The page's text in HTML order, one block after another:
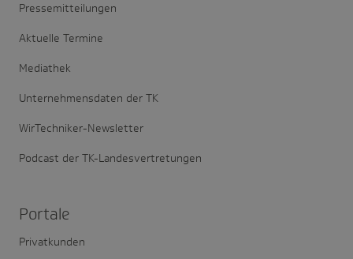
Pressemitteilungen
Aktuelle Termine
Mediathek
Unternehmensdaten der TK
WirTechniker-Newsletter
Podcast der TK-Landesvertretungen
Portale
Privatkunden